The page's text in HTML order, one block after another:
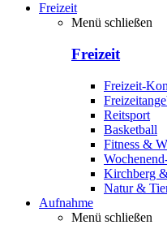
Freizeit
Menü schließen
Freizeit
Freizeit-
Reitsport
Basketball
Fitness &
Kirchberg
Natur &
Aufnahme
Menü schließen